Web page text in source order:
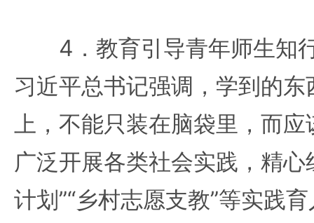
4．教育引导青年师生知
习近平总书记强调，学到的
上，不能只装在脑袋里，而
广泛开展各类社会实践，精心
计划”“乡村志愿支教”等实践